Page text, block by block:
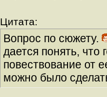
Цитата:
Вопрос по сюжету.
дается понять, что
повествование от
можно было